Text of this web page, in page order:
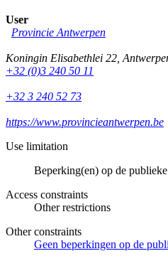
User
Provincie Antwerpen
Koningin Elisabethlei 22
+32 (0)3 240 50 11
+32 3 240 52 73
https://www.provincieantwerpen.be
Use limitation
Beperking(en) op de
Access constraints
Other restrictions
Other constraints
Geen beperkingen op de